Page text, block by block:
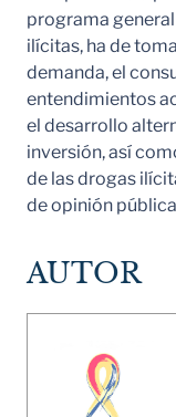
programa
ilícitas, ha de
demanda, el
entendimientos
el desarrollo
inversión, así
de las drogas
de opinión
AUTOR